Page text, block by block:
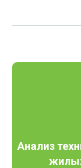
Анализ